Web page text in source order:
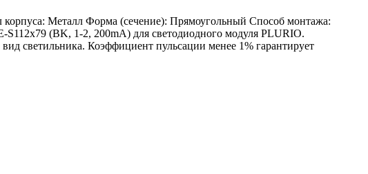
Металл Форма (сечение): Прямоугольный Способ монтажа:
(BK, 1-2, 200mA) для светодиодного модуля PLURIO.
светильника. Коэффициент пульсации менее 1% гарантирует